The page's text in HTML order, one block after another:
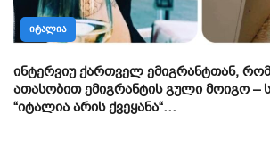
ᲘᲢᲐᲚᲘᲐ
ინტერვიუ ქართველ ემიგრანტთან,
ათასობით ემიგრანტის გული მოიგო –
“იტალია არის ქვეყანა“…